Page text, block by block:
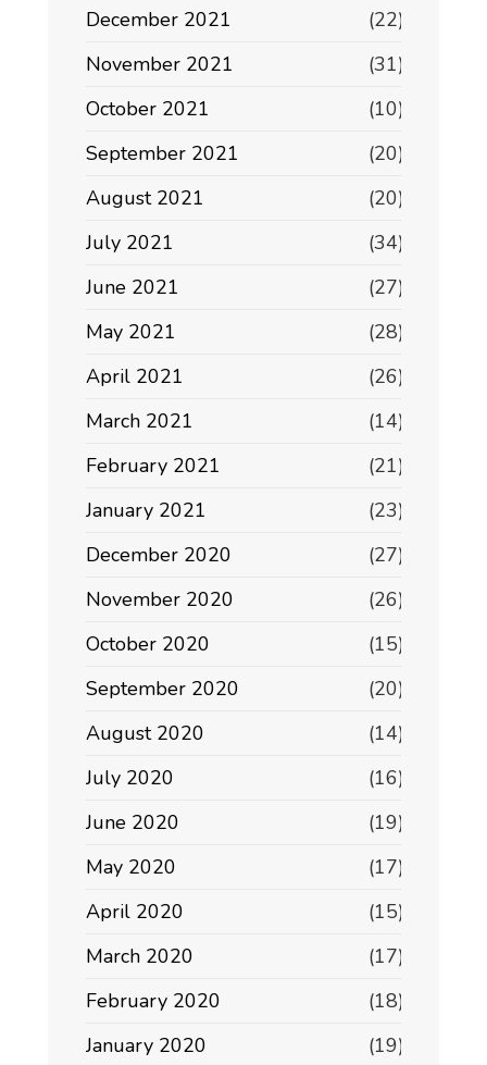
December 2021
(22)
November 2021
(31)
October 2021
(10)
September 2021
(20)
August 2021
(20)
July 2021
(34)
June 2021
(27)
May 2021
(28)
April 2021
(26)
March 2021
(14)
February 2021
(21)
January 2021
(23)
December 2020
(27)
November 2020
(26)
October 2020
(15)
September 2020
(20)
August 2020
(14)
July 2020
(16)
June 2020
(19)
May 2020
(17)
April 2020
(15)
March 2020
(17)
February 2020
(18)
January 2020
(19)